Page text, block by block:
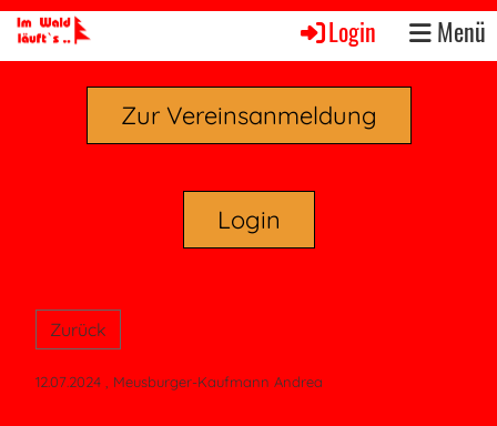
Login Menü
Zur Vereinsanmeldung
Login
Zurück
12.07.2024 , Meusburger-Kaufmann Andrea